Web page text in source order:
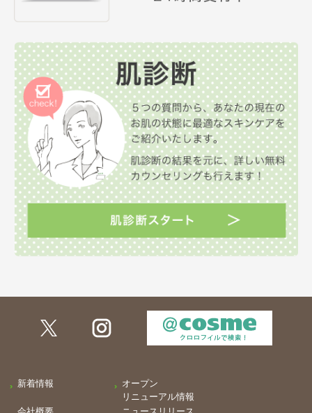
新着情報
オープン
リニューアル情報